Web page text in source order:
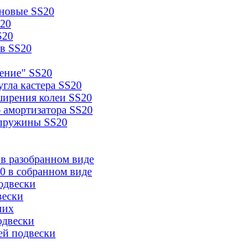
SS20
SS20
SS20
кастера SS20
колеи SS20
SS20
SS20
разобранном виде
в собранном виде
подвески